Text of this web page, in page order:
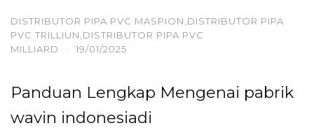
DISTRIBUTOR PIPA PVC MASPION,DISTRIBUTOR PIPA
PVC TRILLIUN,DISTRIBUTOR PIPA PVC
MILLIARD
· 19/01/2025
Panduan Lengkap Mengenai pabrik
wavin indonesiadi